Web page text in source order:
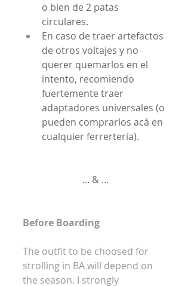
o bien de 2 patas
circulares.
En caso de traer artefactos
de otros voltajes y no
querer quemarlos en el
intento, recomiendo
fuertemente traer
adaptadores universales (o
pueden comprarlos acá en
cualquier ferrertería).
... & ...
Before Boarding
The outfit to be choosed for
strolling in BA will depend on
the season. I strongly